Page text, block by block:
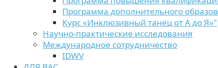
Программа дополнительного
Курс «Инклюзивный танец от А до Я»"
Научно-практические исследования
Международное сотрудничество
IDWV